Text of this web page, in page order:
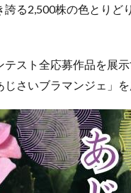
る2,500株の色とりど
スト全応募作品を展
さいブラマンジェ」